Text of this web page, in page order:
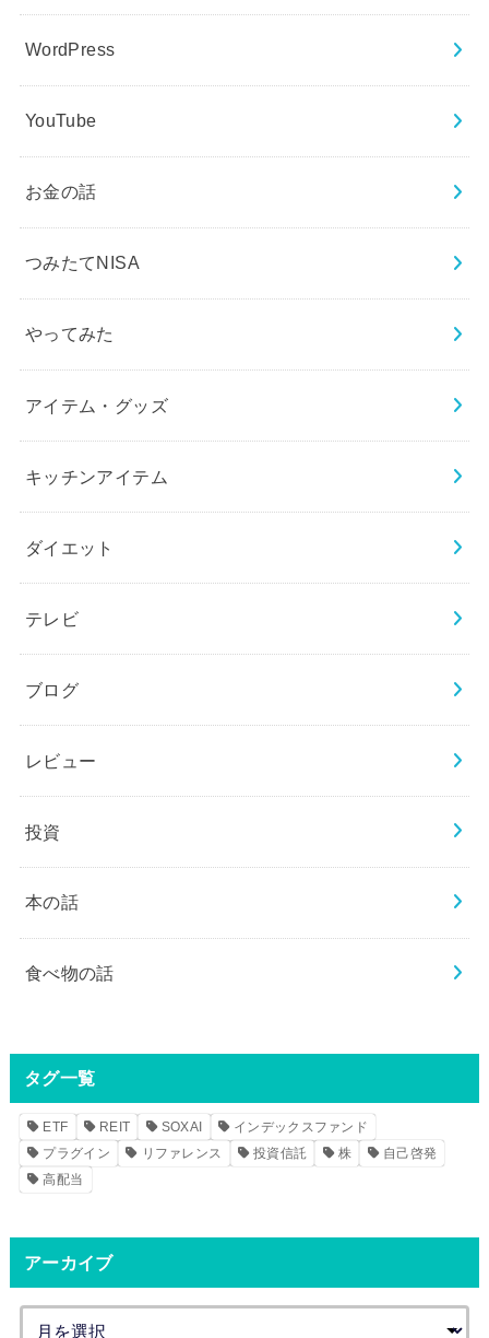
WordPress
YouTube
お金の話
つみたてNISA
やってみた
アイテム・グッズ
キッチンアイテム
ダイエット
テレビ
ブログ
レビュー
投資
本の話
食べ物の話
タグ一覧
ETF REIT SOXAI
インデックスファンド
プラグイン
リファレンス 投資信託 株
自己啓発
高配当
アーカイブ